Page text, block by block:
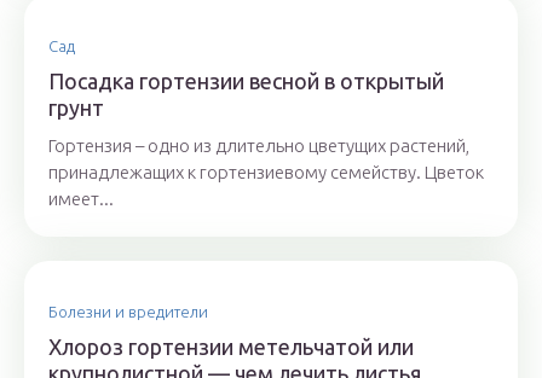
Сад
Посадка гортензии весной в открытый
грунт
Гортензия – одно из длительно цветущих растений,
принадлежащих к гортензиевому семейству. Цветок
имеет...
Болезни и вредители
Хлороз гортензии метельчатой или
крупнолистной — чем лечить листья